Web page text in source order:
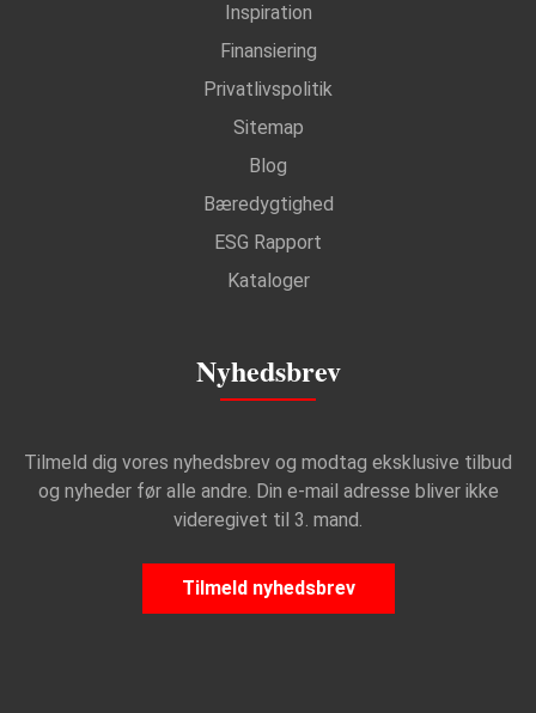
Inspiration
Finansiering
Privatlivspolitik
Sitemap
Blog
Bæredygtighed
ESG Rapport
Kataloger
Nyhedsbrev
Tilmeld dig vores nyhedsbrev og modtag eksklusive tilbud
og nyheder før alle andre. Din e-mail adresse bliver ikke
videregivet til 3. mand.
Tilmeld nyhedsbrev